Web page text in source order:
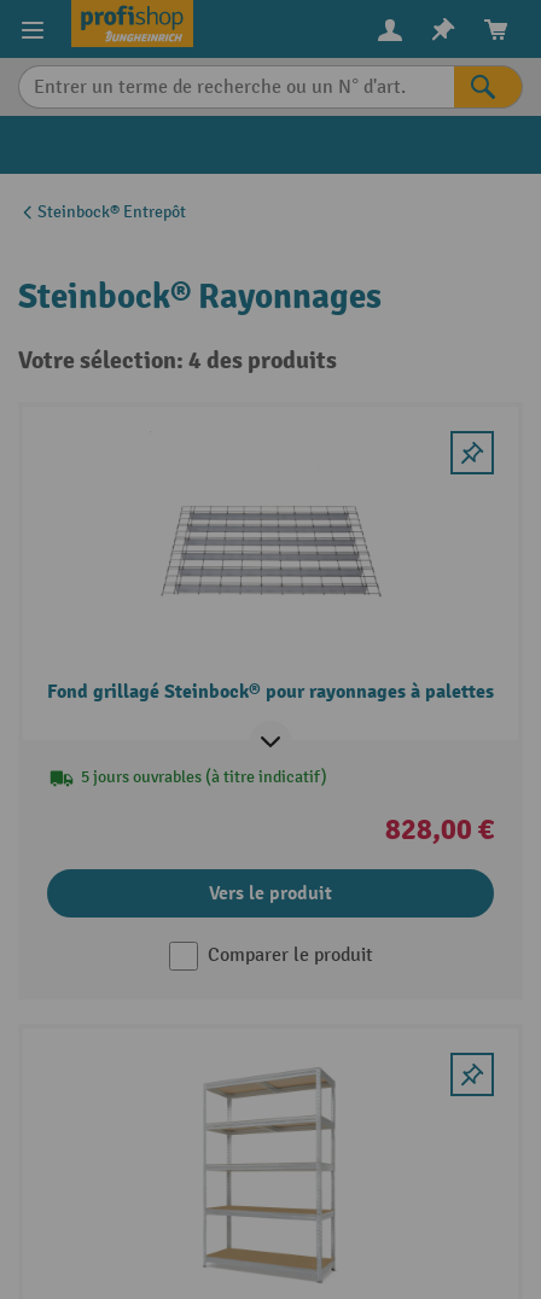
content
Steinbock® Entrepôt
Steinbock® Rayonnages
Votre sélection: 4 des produits
Fond grillagé Steinbock® pour rayonnages à palettes
5 jours ouvrables (à titre indicatif)
828,00 €
Vers le produit
Comparer le produit